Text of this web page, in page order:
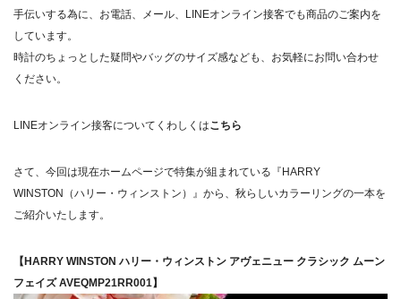
手伝いする為に、お電話、メール、LINEオンライン接客でも商品のご案内を
しています。
時計のちょっとした疑問やバッグのサイズ感なども、お気軽にお問い合わせ
ください。
LINEオンライン接客についてくわしくはこちら
さて、今回は現在ホームページで特集が組まれている『HARRY
WINSTON（ハリー・ウィンストン）』から、秋らしいカラーリングの一本を
ご紹介いたします。
【HARRY WINSTON ハリー・ウィンストン アヴェニュー クラシック ムーン
フェイズ AVEQMP21RR001】